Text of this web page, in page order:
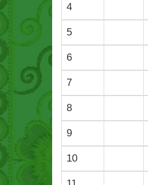
4
5
6
7
8
9
10